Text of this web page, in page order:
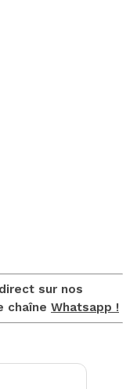
sur nos
chaîne Whatsapp !